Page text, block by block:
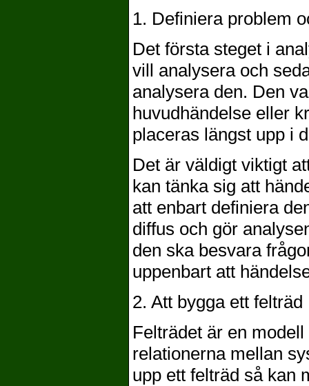
1. Definiera problem
Det första steget i
vill analysera och
analysera den. Den
huvudhändelse eller
placeras längst upp i
Det är väldigt viktigt
kan tänka sig att
att enbart definiera
diffus och gör
den ska besvara
uppenbart att
2. Att bygga ett felträd
Felträdet är en
relationerna mellan
upp ett felträd så kan